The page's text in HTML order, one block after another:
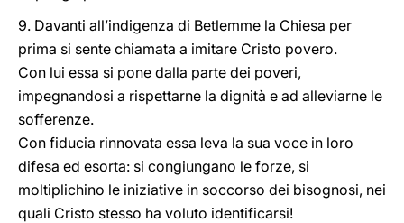
9. Davanti all’indigenza di Betlemme la Chiesa per
prima si sente chiamata a imitare Cristo povero.
Con lui essa si pone dalla parte dei poveri,
impegnandosi a rispettarne la dignità e ad alleviarne le
sofferenze.
Con fiducia rinnovata essa leva la sua voce in loro
difesa ed esorta: si congiungano le forze, si
moltiplichino le iniziative in soccorso dei bisognosi, nei
quali Cristo stesso ha voluto identificarsi!